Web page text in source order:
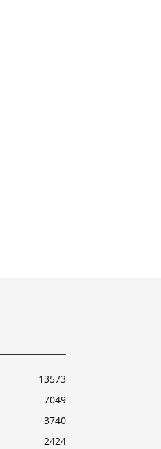
13573
7049
3740
2424